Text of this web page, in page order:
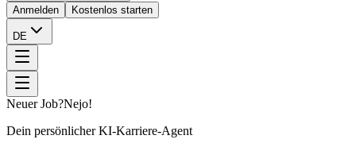
Anmelden
Kostenlos starten
DE
Neuer Job?Nejo!
Dein persönlicher KI-Karriere-Agent